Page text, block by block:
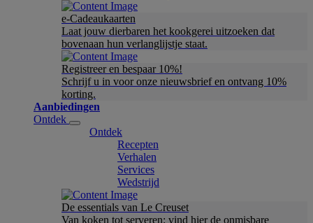
e-Cadeaukaarten
Laat jouw dierbaren het kookgerei uitzoeken dat
bovenaan hun verlanglijstje staat.
Registreer en bespaar 10%!
Schrijf u in voor onze nieuwsbrief en ontvang 10%
korting.
Aanbiedingen
Ontdek
Ontdek
Recepten
Verhalen
Services
Wedstrijd
De essentials van Le Creuset
Van koken tot serveren: vind hier de onmisbare